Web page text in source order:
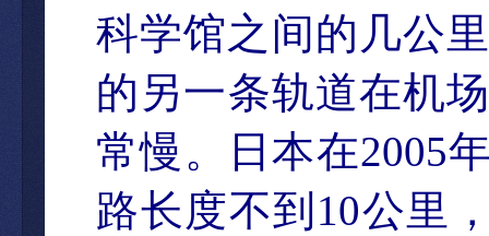
科学馆之间的几公
的另一条轨道在机
常慢。日本在2005
路长度不到 10公里